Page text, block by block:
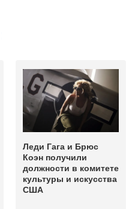
Леди Гага и Брюс
Коэн получили
должности в комитете
культуры и искусства
США